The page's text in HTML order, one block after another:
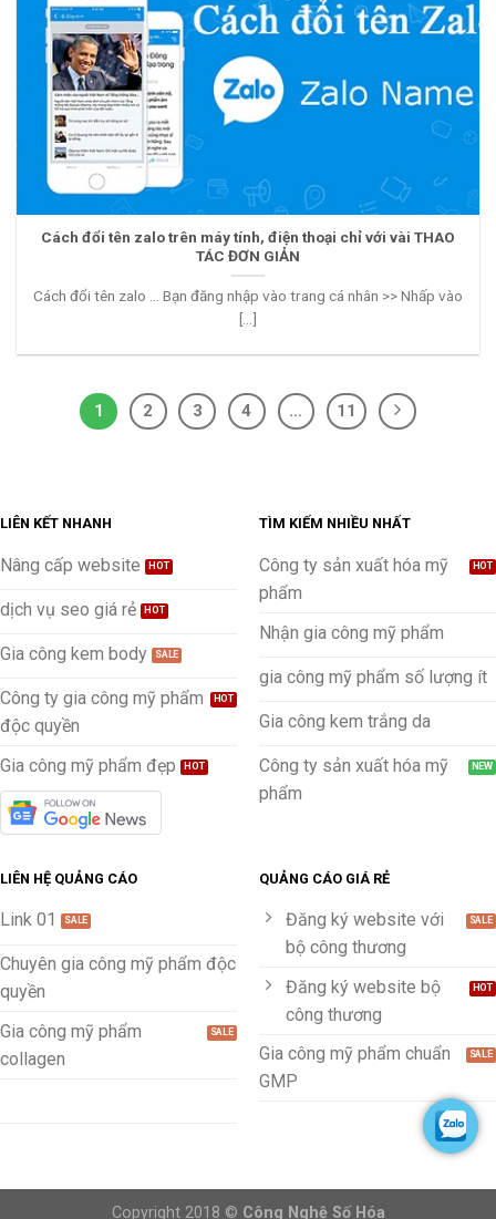
Cách đổi tên zalo trên máy tính, điện thoại chỉ với vài THAO
TÁC ĐƠN GIẢN
Cách đổi tên zalo ... Bạn đăng nhập vào trang cá nhân >> Nhấp vào
[...]
1 2 3 4 … 11
LIÊN KẾT NHANH
Nâng cấp website
dịch vụ seo giá rẻ
Gia công kem body
Công ty gia công mỹ phẩm
độc quyền
Gia công mỹ phẩm đẹp
TÌM KIẾM NHIỀU NHẤT
Công ty sản xuất hóa mỹ
phẩm
Nhận gia công mỹ phẩm
gia công mỹ phẩm số lượng ít
Gia công kem trắng da
Công ty sản xuất hóa mỹ
phẩm
LIÊN HỆ QUẢNG CÁO
Link 01
Chuyên gia công mỹ phẩm độc
quyền
Gia công mỹ phẩm
collagen
QUẢNG CÁO GIÁ RẺ
Đăng ký website với
bộ công thương
Đăng ký website bộ
công thương
Gia công mỹ phẩm chuẩn
GMP
Copyright 2018 © Công Nghệ Số Hóa